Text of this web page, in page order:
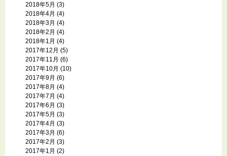
2018年5月 (3)
2018年4月 (4)
2018年3月 (4)
2018年2月 (4)
2018年1月 (4)
2017年12月 (5)
2017年11月 (6)
2017年10月 (10)
2017年9月 (6)
2017年8月 (4)
2017年7月 (4)
2017年6月 (3)
2017年5月 (3)
2017年4月 (3)
2017年3月 (6)
2017年2月 (3)
2017年1月 (2)